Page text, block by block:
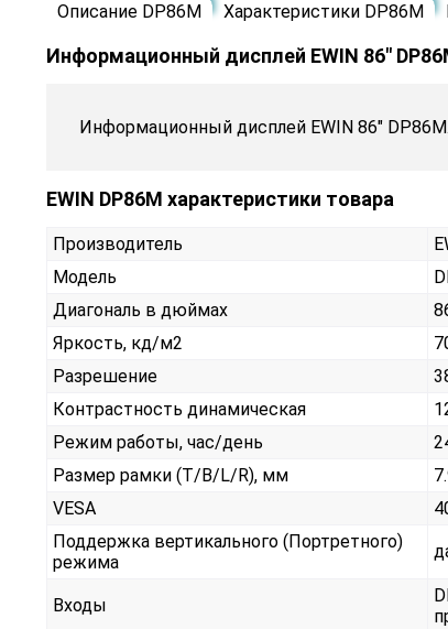
Описание DP86M Характеристики DP86M
Информационный дисплей EWIN 86"
Информационный дисплей EWIN 86" DP86M.
EWIN DP86M характеристики товара
Производитель
Модель
Диагональ в дюймах
Яркость, кд/м2
Разрешение
Контрастность динамическая
Режим работы, час/день
Размер рамки (T/B/L/R), мм
VESA
Поддержка вертикального (Портретного)
режима
Входы